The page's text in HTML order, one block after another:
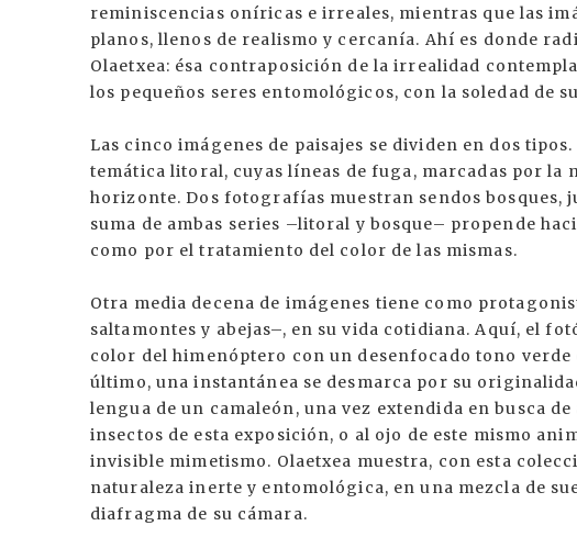
reminiscencias oníricas e irreales, mientras que las
planos, llenos de realismo y cercanía. Ahí es donde
Olaetxea: ésa contraposición de la irrealidad
los pequeños seres entomológicos, con la soledad de
Las cinco imágenes de paisajes se dividen en dos
temática litoral, cuyas líneas de fuga, marcadas por
horizonte. Dos fotografías muestran sendos bosques,
suma de ambas series –litoral y bosque– propende
como por el tratamiento del color de las mismas.
Otra media decena de imágenes tiene como
saltamontes y abejas–, en su vida cotidiana. Aquí, el
color del himenóptero con un desenfocado tono
último, una instantánea se desmarca por su
lengua de un camaleón, una vez extendida en busca
insectos de esta exposición, o al ojo de este mismo
invisible mimetismo. Olaetxea muestra, con esta
naturaleza inerte y entomológica, en una mezcla de
diafragma de su cámara.